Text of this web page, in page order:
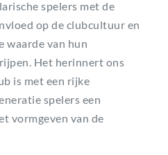
spelers met de
op de clubcultuur en
waarde van hun
Het herinnert ons
is met een rijke
spelers een
vormgeven van de